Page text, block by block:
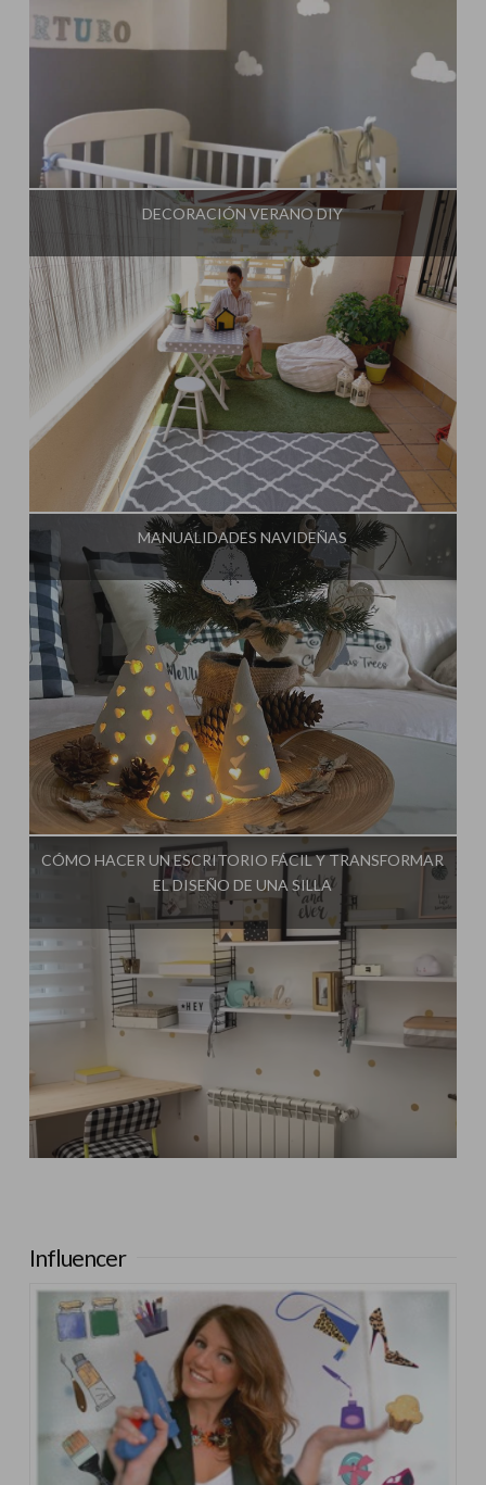
Influencer: Mimo de Mami
DECORACIÓN VERANO DIY
Influencer:Mimo de Mami
MANUALIDADES NAVIDEÑAS
Influencer:Mimo de Mami
CÓMO HACER UN ESCRITORIO FÁCIL Y TRANSFORMAR
EL DISEÑO DE UNA SILLA
Influencer:
Influencer